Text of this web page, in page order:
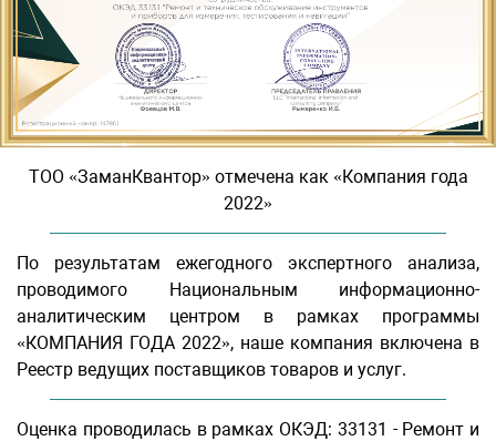
ТОО «ЗаманКвантор» отмечена как «Компания года
2022»
По результатам ежегодного экспертного анализа,
проводимого Национальным информационно-
аналитическим центром в рамках программы
«КОМПАНИЯ ГОДА 2022», наше компания включена в
Реестр ведущих поставщиков товаров и услуг.
Оценка проводилась в рамках ОКЭД: 33131 - Ремонт и